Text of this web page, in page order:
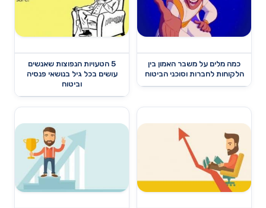
כמה מלים על משבר האמון בין
הלקוחות לחברות וסוכני הביטוח
5 הטעויות הנפוצות שאנשים
עושים בכל גיל בנושאי פנסיה
וביטוח